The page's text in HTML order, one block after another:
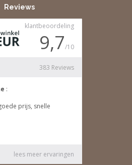
Reviews